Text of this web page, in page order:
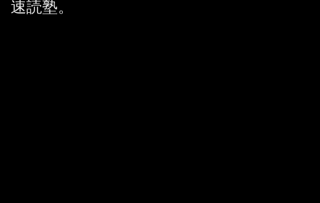
速読塾。